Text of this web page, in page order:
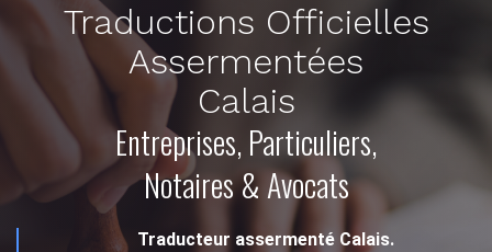
Traductions Officielles
Assermentées
Calais
Entreprises, Particuliers,
Notaires & Avocats
Traducteur assermenté Calais.